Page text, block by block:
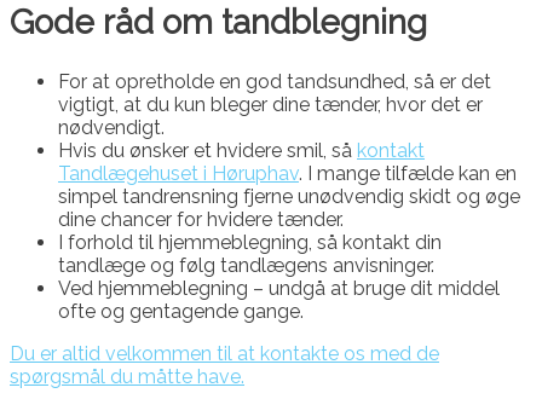
Gode råd om tandblegning
For at opretholde en god tandsundhed, så er det
vigtigt, at du kun bleger dine tænder, hvor det er
nødvendigt.
Hvis du ønsker et hvidere smil, så kontakt
Tandlægehuset i Høruphav. I mange tilfælde kan en
simpel tandrensning fjerne unødvendig skidt og øge
dine chancer for hvidere tænder.
I forhold til hjemmeblegning, så kontakt din
tandlæge og følg tandlægens anvisninger.
Ved hjemmeblegning – undgå at bruge dit middel
ofte og gentagende gange.
Du er altid velkommen til at kontakte os med de
spørgsmål du måtte have.